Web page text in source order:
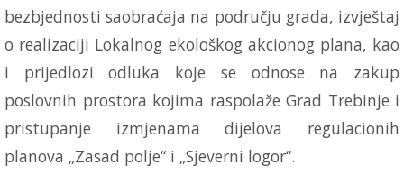
bezbjednosti saobraćaja na području grada, izvještaj
o realizaciji Lokalnog ekološkog akcionog plana, kao
i prijedlozi odluka koje se odnose na zakup
poslovnih prostora kojima raspolaže Grad Trebinje i
pristupanje izmjenama dijelova regulacionih
planova „Zasad polje“ i „Sjeverni logor“.